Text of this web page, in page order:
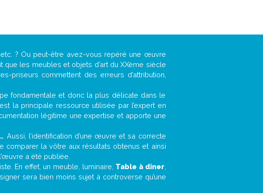
etc. ? Ou peut-être avez-vous repéré une œuvre
que les meubles et objets d’art du XXème siècle
priseurs commettent des erreurs d’attribution,
fondamentale et donc la plus délicate dans le
la principale ressource utilisée par l’expert en
légitime une expertise et apporte une
. Aussi, l’identification d’une œuvre et sa correcte
comparer la vôtre aux résultats obtenus et ainsi
a été publiée.
En effet, un meuble, luminaire, Table à diner,
sera bien moins sujet à controverse qu’une